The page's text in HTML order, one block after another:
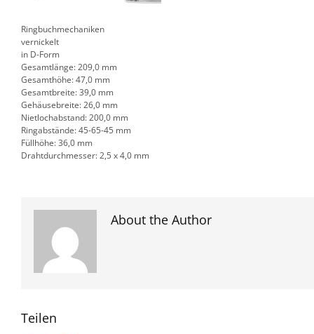
Ringbuchmechaniken
vernickelt
in D-Form
Gesamtlänge: 209,0 mm
Gesamthöhe: 47,0 mm
Gesamtbreite: 39,0 mm
Gehäusebreite: 26,0 mm
Nietlochabstand: 200,0 mm
Ringabstände: 45-65-45 mm
Füllhöhe: 36,0 mm
Drahtdurchmesser: 2,5 x 4,0 mm
About the Author
Teilen